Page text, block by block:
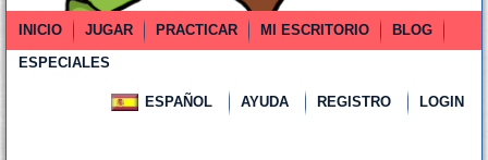
INICIO JUGAR PRACTICAR MI ESCRITORIO
BLOG
ESPECIALES
ESPAÑOL AYUDA REGISTRO LOGIN